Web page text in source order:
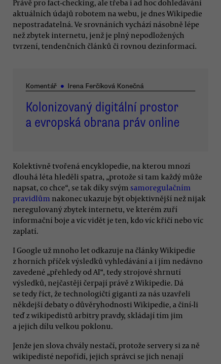
Právě pro fact-checking, ale třeba i ad hoc dohledávání
aktuálních údajů robotem na webu, je dnes Wikipedie
nepostradatelná. Ve srovnáních vychází násobně lépe
než zbytek internetu, jenž je plný nepodložených
tvrzení, tendenčních článků či rovnou dezinformací.
Komentář ● Irena Ferčíková Konečná
Kolonizovaný digitální prostor
a evropská obrana práv online
Kolektivně tvořená encyklopedie, na kterou mnozí
dlouhá léta hleděli spatra, „protože si tam každý může
napsat, co chce“, se tak díky svým samoregulačním
pravidlům nakonec ukazuje být objektivnější než nijak
neregulovaný zbytek internetu, ve kterém zuří
informační boje a víc vidět je ten, kdo víc křičí nebo víc
zaplatí.
I Google už mnoho let odkazuje na články Wikipedie
z horních příček výsledků vyhledávání a i jím nedávno
zavedené „přehledy od AI“, tedy strojové shrnutí
výsledků, nejčastěji čerpají právě z Wikipedie. Dá
se tedy říct, že technologičtí giganti za nás uzavřeli
někdejší debaty o důvěryhodnosti Wikipedie, a činí-li
teď z wikipedistů arbitry pravdy, skládají tím jim
a jejich dílu velkou poklonu.
Jenže jen slova chvály nestačí, protože servery si za ně
wikipedisté nepořídí, jejich správci se jich nenají